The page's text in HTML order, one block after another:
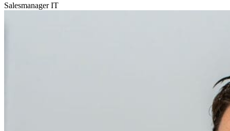
Salesmanager IT